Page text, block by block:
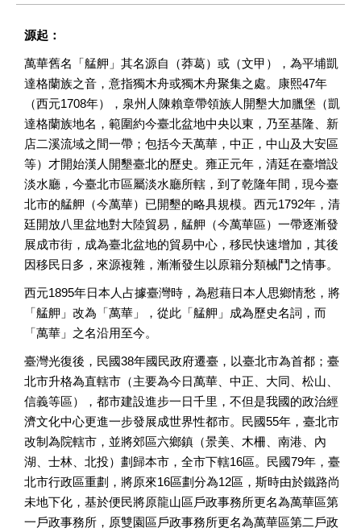
源起：
萬華舊名「艋舺」其名源自（莽葛）或（文甲），為平埔凱
達格蘭族之音，意指獨木舟或獨木舟聚集之處。康熙47年
（西元1708年），泉州人陳賴章帶領族人開墾大加臘堡（凱
達格蘭族地名，範圍約今臺北盆地中央以東，乃至基隆、新
店二溪流域之間一帶；包括今天萬華，中正，中山及大安區
等）才開始漢人開墾臺北的歷史。雍正元年，清廷在臺增設
淡水廳，今臺北市區屬淡水廳所轄，到了乾隆年間，現今臺
北市的艋舺（今萬華）已開墾的略具規模。西元1792年，清
廷開放八里盆地對大陸貿易，艋舺（今萬華區）一帶逐漸發
展成市街，成為臺北盆地的貿易中心，移民快速增加，其後
因移民日多，來源複雜，漸漸發生以原籍分類械鬥之情事。
西元1895年日本人占據臺灣時，為慰藉日本人思鄉情愁，將
「艋舺」改為「萬華」，從此「艋舺」成為歷史名詞，而
「萬華」之名沿用至今。
臺灣光復後，民國38年國民政府遷臺，以臺北市為首都；臺
北市升格為直轄市（主要為今日萬華、中正、大同、松山、
信義等區），都市建設進步一日千里，不但是我國的政治經
濟文化中心更進一步發展成世界性都市。民國55年，臺北市
改制為院轄市，並將郊區六鄉鎮（景美、木柵、南港、內
湖、士林、北投）劃歸本市，全市下轄16區。民國79年，臺
北市行政區重劃，將原來16區劃分為12區，斯時由於鐵路尚
未地下化，基於便民將原龍山區戶政事務所更名為萬華區第
一戶政事務所，原雙園區戶政事務所更名為萬華區第二戶政